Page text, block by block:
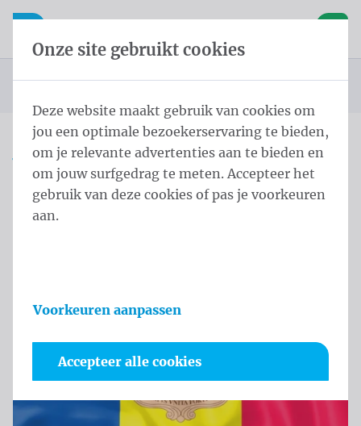
Inhoud overslaan
Taalkeuze overslaan
Open mobiele navigatie
Startpagina
Producten
Vlaggen
Officiële vlaggen
Landenvlaggen
Landenvlaggen Europa Vlag Andorra 200x300 cm
Vlag Andorra 200x300 cm
Productinformatie
Onze site gebruikt cookies
Deze website maakt gebruik van cookies om
jou een optimale bezoekerservaring te bieden,
om je relevante advertenties aan te bieden en
om jouw surfgedrag te meten. Accepteer het
gebruik van deze cookies of pas je voorkeuren
aan.
Voorkeuren aanpassen
Accepteer alle cookies